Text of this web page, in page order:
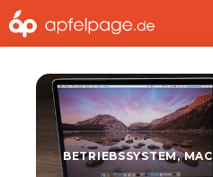
Zum
Inhalt
BETRIEBSSYSTEM,MAC